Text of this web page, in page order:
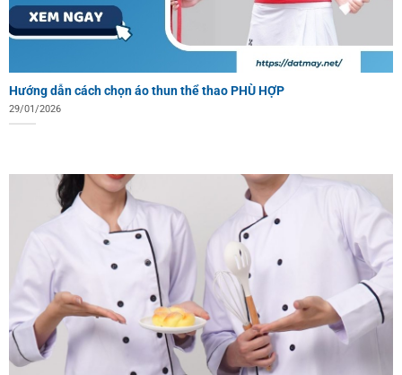
Hướng dẫn cách chọn áo thun thể thao PHÙ HỢP
29/01/2026